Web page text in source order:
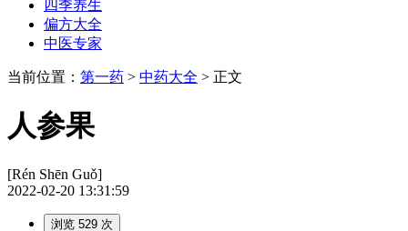
四季养生
偏方大全
中医专家
当前位置： 第一药 > 中药大全 > 正文
人参果
[Rén Shēn Guǒ]
2022-02-20 13:31:59
浏览 529 次